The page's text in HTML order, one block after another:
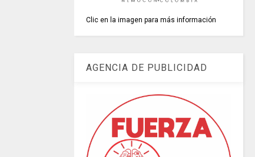
Clic en la imagen para más información
AGENCIA DE PUBLICIDAD